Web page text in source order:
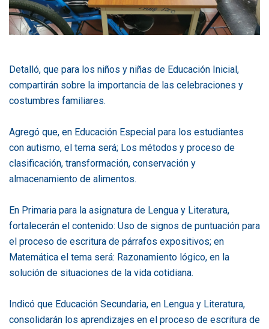
Detalló, que para los niños y niñas de Educación Inicial,
compartirán sobre la importancia de las celebraciones y
costumbres familiares.
Agregó que, en Educación Especial para los estudiantes
con autismo, el tema será; Los métodos y proceso de
clasificación, transformación, conservación y
almacenamiento de alimentos.
En Primaria para la asignatura de Lengua y Literatura,
fortalecerán el contenido: Uso de signos de puntuación para
el proceso de escritura de párrafos expositivos; en
Matemática el tema será: Razonamiento lógico, en la
solución de situaciones de la vida cotidiana.
Indicó que Educación Secundaria, en Lengua y Literatura,
consolidarán los aprendizajes en el proceso de escritura de